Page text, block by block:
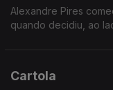
Alexandre Pires
quando decidiu, ao
Cartola